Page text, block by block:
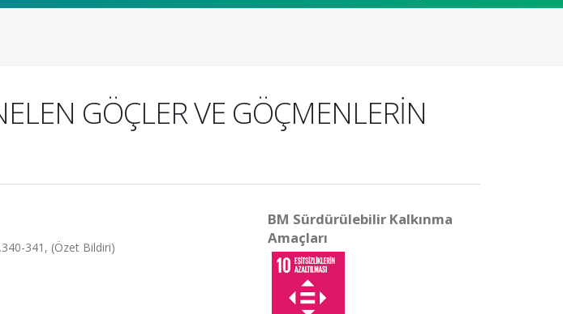
GÖÇLER VE GÖÇMENLERİN
341, (Özet Bildiri)
BM Sürdürülebilir Kalkınma
Amaçları